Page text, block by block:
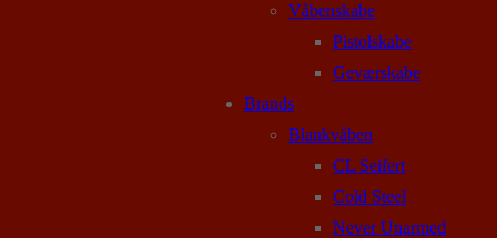
Våbenskabe
Pistolskabe
Geværskabe
Brands
Blankvåben
CL Seifert
Cold Steel
Never Unarmed